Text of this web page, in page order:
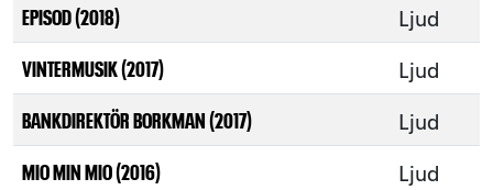
EPISOD (2018) Ljud
VINTERMUSIK (2017) Ljud
BANKDIREKTÖR BORKMAN (2017) Ljud
MIO MIN MIO (2016) Ljud